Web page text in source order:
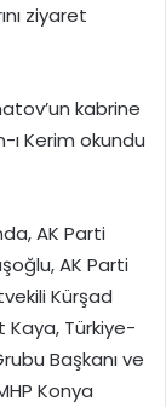
ziyaret
kabrine
ı Kerim okundu
AK Parti
AK Parti
Kürşad
Kaya, Türkiye-
Başkanı ve
Konya